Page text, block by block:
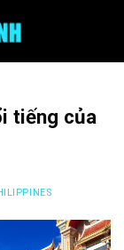
tiếng của